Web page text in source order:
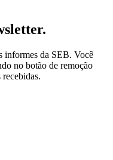
informes da SEB. Você
no botão de remoção